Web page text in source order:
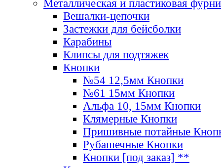
Металлическая и пластиковая
Вешалки-цепочки
Застежки для бейсболки
Карабины
Клипсы для подтяжек
Кнопки
№54 12,5мм Кнопки
№61 15мм Кнопки
Альфа 10, 15мм Кнопки
Клямерные Кнопки
Пришивные потайные
Рубашечные Кнопки
Кнопки [под заказ] **